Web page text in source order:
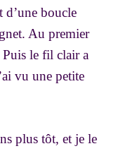
d’une boucle
Au premier
le fil clair a
vu une petite
plus tôt, et je le